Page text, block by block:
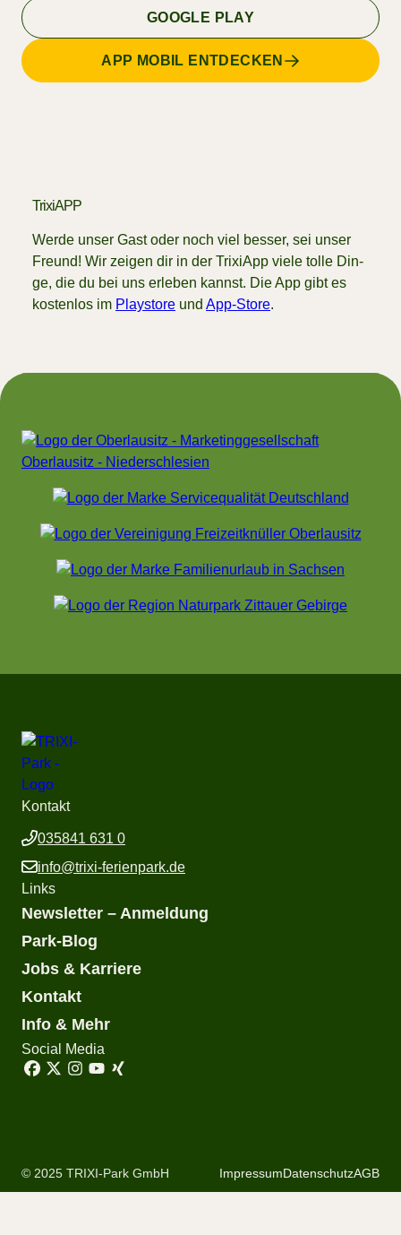
GOOGLE PLAY
APP MOBIL ENTDECKEN
TrixiAPP
Wer­de un­ser Gast oder noch viel bes­ser, sei un­ser
Freund! Wir zei­gen dir in der TrixiApp vie­le tol­le Din­
ge, die du bei uns er­le­ben kannst. Die App gibt es
kos­ten­los im Playstore und App-Store.
Kontakt
035841 631 0
info@trixi-ferienpark.de
Links
Newsletter – Anmeldung
Park-Blog
Jobs & Karriere
Kontakt
Info & Mehr
Social Media
© 2025 TRIXI-Park GmbH ImpressumDatenschutzAGB